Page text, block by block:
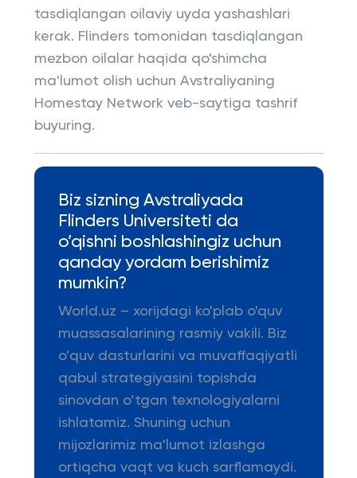
tasdiqlangan oilaviy uyda yashashlari
kerak. Flinders tomonidan tasdiqlangan
mezbon oilalar haqida qo'shimcha
ma'lumot olish uchun Avstraliyaning
Homestay Network veb-saytiga tashrif
buyuring.
Biz sizning Avstraliyada
Flinders Universiteti da
o’qishni boshlashingiz uchun
qanday yordam berishimiz
mumkin?
World.uz – xorijdagi ko'plab o'quv
muassasalarining rasmiy vakili. Biz
o’quv dasturlarini va muvaffaqiyatli
qabul strategiyasini topishda
sinovdan o’tgan texnologiyalarni
ishlatamiz. Shuning uchun
mijozlarimiz ma'lumot izlashga
ortiqcha vaqt va kuch sarflamaydi.